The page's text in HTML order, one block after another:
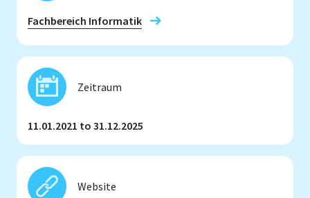
Fachbereich Informatik
Zeitraum
11.01.2021 to 31.12.2025
Website